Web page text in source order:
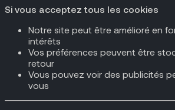
Si vous acceptez tous les cookies
Notre site peut être amélioré en
intérêts
Vos préférences peuvent être
retour
Vous pouvez voir des publicités
vous